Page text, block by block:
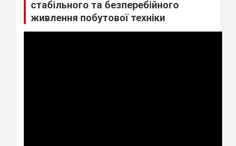
стабільного та безперебійного
живлення побутової техніки